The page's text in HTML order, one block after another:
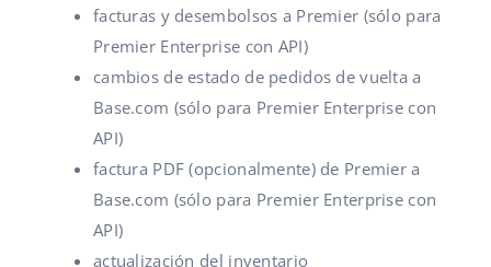
facturas y desembolsos a Premier (sólo para
Premier Enterprise con API)
cambios de estado de pedidos de vuelta a
Base.com (sólo para Premier Enterprise con
API)
factura PDF (opcionalmente) de Premier a
Base.com (sólo para Premier Enterprise con
API)
actualización del inventario